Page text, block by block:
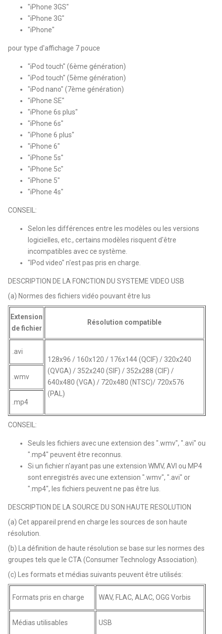
"iPhone 3GS"
"iPhone 3G"
"iPhone"
pour type d'affichage 7 pouce
"iPod touch" (6ème génération)
"iPod touch" (5ème génération)
"iPod nano" (7ème génération)
"iPhone SE"
"iPhone 6s plus"
"iPhone 6s"
"iPhone 6 plus"
"iPhone 6"
"iPhone 5s"
"iPhone 5c"
"iPhone 5"
"iPhone 4s"
CONSEIL:
Selon les différences entre les modèles ou les versions
logicielles, etc., certains modèles risquent d'être
incompatibles avec ce système.
"IPod video" n'est pas pris en charge.
DESCRIPTION DE LA FONCTION DU SYSTEME VIDEO USB
(a) Normes des fichiers vidéo pouvant être lus
Extension
de fichier
Résolution compatible
.avi
128x96 / 160x120 / 176x144 (QCIF) / 320x240
(QVGA) / 352x240 (SIF) / 352x288 (CIF) /
640x480 (VGA) / 720x480 (NTSC)/ 720x576
(PAL)
.wmv
.mp4
CONSEIL:
Seuls les fichiers avec une extension des ".wmv", ".avi" ou
".mp4" peuvent être reconnus.
Si un fichier n'ayant pas une extension WMV, AVI ou MP4
sont enregistrés avec une extension ".wmv", ".avi" or
".mp4", les fichiers peuvent ne pas être lus.
DESCRIPTION DE LA SOURCE DU SON HAUTE RESOLUTION
(a) Cet appareil prend en charge les sources de son haute
résolution.
(b) La définition de haute résolution se base sur les normes des
groupes tels que le CTA (Consumer Technology Association).
(c) Les formats et médias suivants peuvent être utilisés:
Formats pris en charge WAV, FLAC, ALAC, OGG Vorbis
Médias utilisables USB